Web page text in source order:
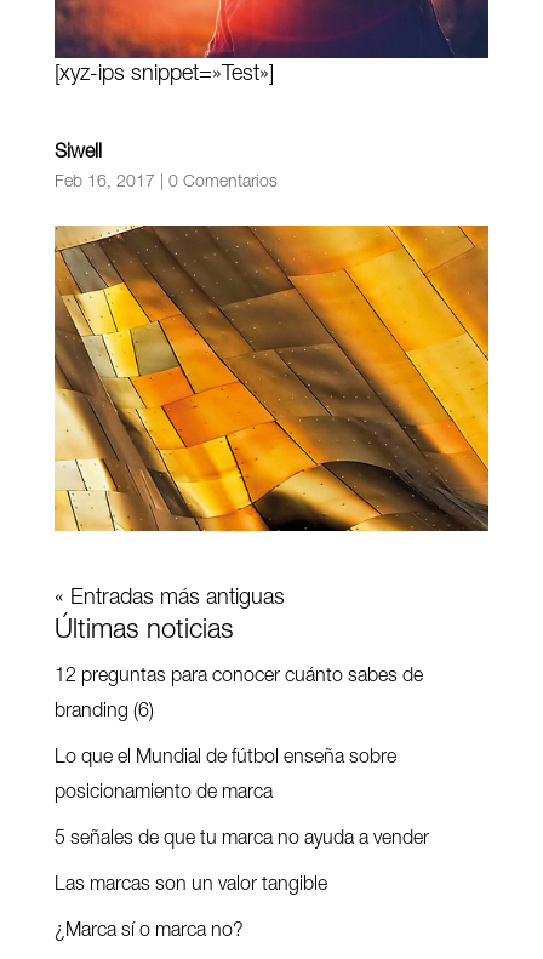
[xyz-ips snippet=»Test»]
Siwell
Feb 16, 2017 0 Comentarios
« Entradas más antiguas
Últimas noticias
12 preguntas para conocer cuánto sabes de
branding (6)
Lo que el Mundial de fútbol enseña sobre
posicionamiento de marca
5 señales de que tu marca no ayuda a vender
Las marcas son un valor tangible
¿Marca sí o marca no?